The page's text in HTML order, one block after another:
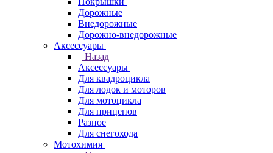
Дорожные
Внедорожные
Дорожно-внедорожные
Аксессуары
Назад
Аксессуары
Для квадроцикла
Для лодок и моторов
Для мотоцикла
Для прицепов
Разное
Для снегохода
Мотохимия